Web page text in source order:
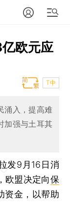
欧元应
T中
涌入，提高难
加强与土耳其
发9月16日消
欧盟决定向保
资金，以帮助